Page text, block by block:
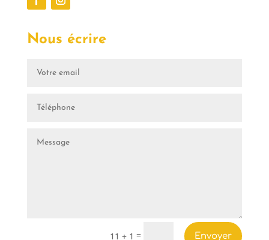
Nous écrire
11 + 1 = Envoyer